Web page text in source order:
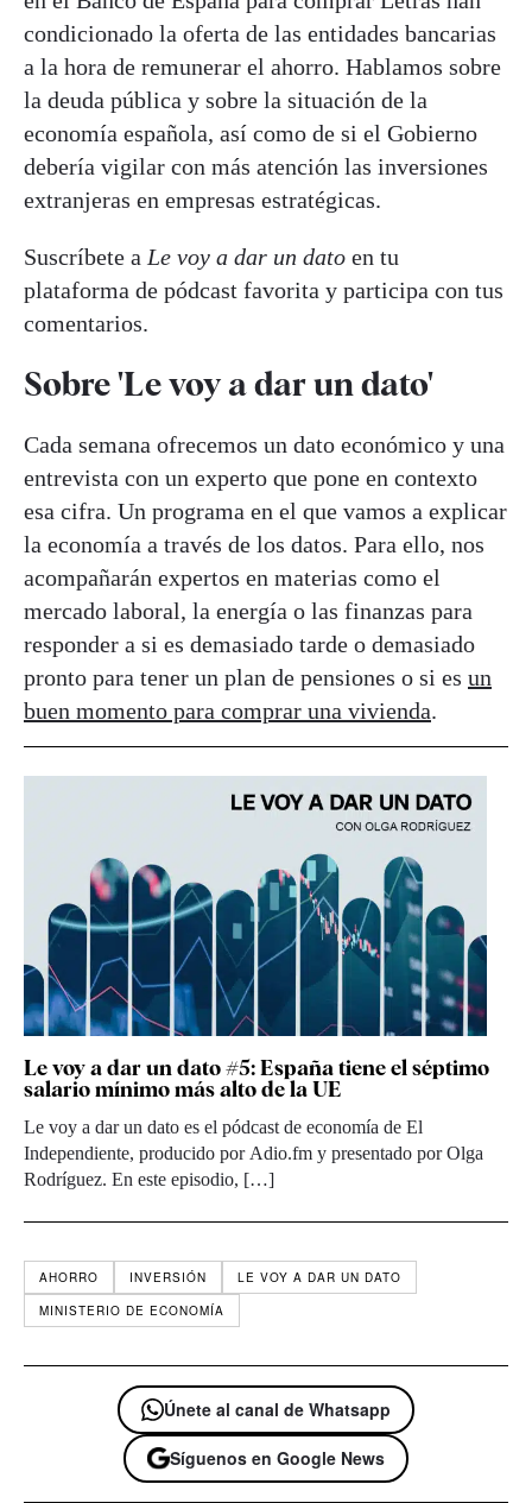
condicionado la oferta de las entidades bancarias
a la hora de remunerar el ahorro. Hablamos sobre
la deuda pública y sobre la situación de la
economía española, así como de si el Gobierno
debería vigilar con más atención las inversiones
extranjeras en empresas estratégicas.
Suscríbete a Le voy a dar un dato en tu
plataforma de pódcast favorita y participa con tus
comentarios.
Sobre 'Le voy a dar un dato'
Cada semana ofrecemos un dato económico y una
entrevista con un experto que pone en contexto
esa cifra. Un programa en el que vamos a explicar
la economía a través de los datos. Para ello, nos
acompañarán expertos en materias como el
mercado laboral, la energía o las finanzas para
responder a si es demasiado tarde o demasiado
pronto para tener un plan de pensiones o si es un
buen momento para comprar una vivienda.
Le voy a dar un dato #5: España tiene el séptimo
salario mínimo más alto de la UE
Le voy a dar un dato es el pódcast de economía de El
Independiente, producido por Adio.fm y presentado por Olga
Rodríguez. En este episodio, […]
AHORRO INVERSIÓN
LE VOY A DAR UN DATO
MINISTERIO DE ECONOMÍA
Únete al canal de Whatsapp
Síguenos en Google News